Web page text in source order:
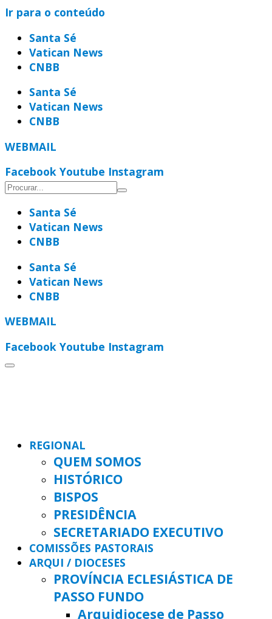
Ir para o conteúdo
Santa Sé
Vatican News
CNBB
Santa Sé
Vatican News
CNBB
WEBMAIL
Facebook Youtube Instagram
Santa Sé
Vatican News
CNBB
Santa Sé
Vatican News
CNBB
WEBMAIL
Facebook Youtube Instagram
REGIONAL
QUEM SOMOS
HISTÓRICO
BISPOS
PRESIDÊNCIA
SECRETARIADO EXECUTIVO
COMISSÕES PASTORAIS
ARQUI / DIOCESES
PROVÍNCIA ECLESIÁSTICA DE
PASSO FUNDO
Arquidiocese de Passo